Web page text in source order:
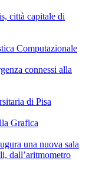
città capitale di
Computazionale
connessi alla
di Pisa
Grafica
una nuova sala
dall’aritmometro